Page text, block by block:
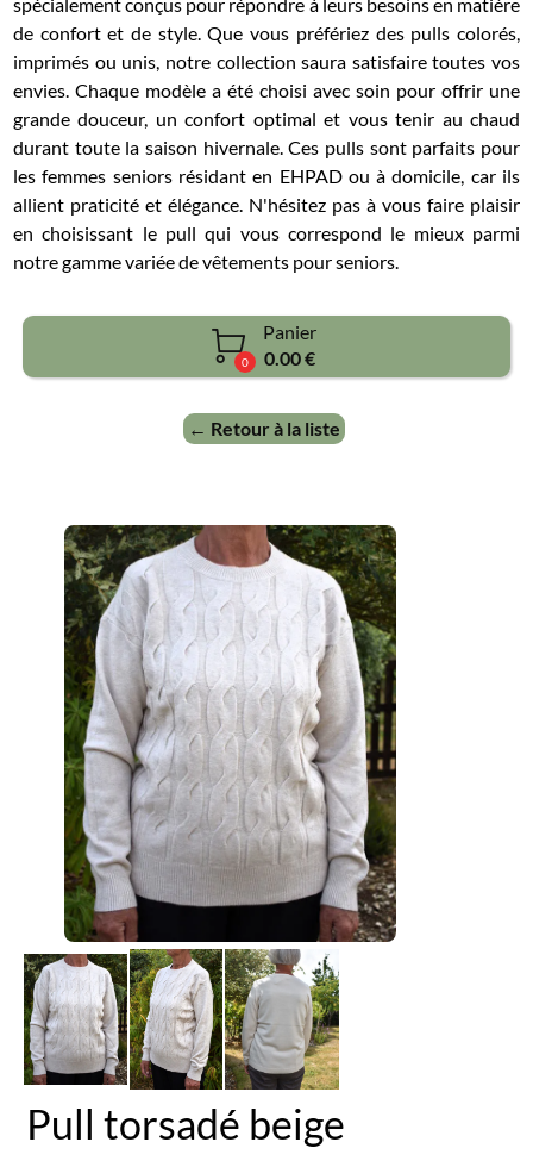
de confort et de style. Que vous préfériez des pulls colorés,
imprimés ou unis, notre collection saura satisfaire toutes vos
envies. Chaque modèle a été choisi avec soin pour offrir une
grande douceur, un confort optimal et vous tenir au chaud
durant toute la saison hivernale. Ces pulls sont parfaits pour
les femmes seniors résidant en EHPAD ou à domicile, car ils
allient praticité et élégance. N'hésitez pas à vous faire plaisir
en choisissant le pull qui vous correspond le mieux parmi
notre gamme variée de vêtements pour seniors.
0
Panier
0.00 €
← Retour à la liste
Pull torsadé beige